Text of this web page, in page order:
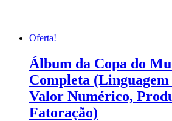
Oferta!
Álbum da Copa do
Completa
Valor Numérico,
Fatoração)